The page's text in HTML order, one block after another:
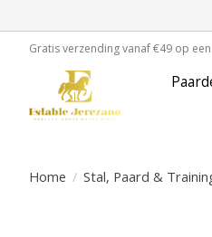
Gratis verzending vanaf €49 op
Home / Stal, Paard &